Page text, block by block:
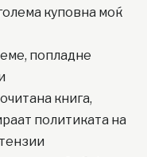
куповна моќ
попладне
книга,
политиката на